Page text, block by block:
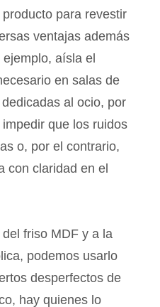
para revestir
ventajas además
aísla el
en salas de
al ocio, por
que los ruidos
o, por el contrario,
con claridad en el
del friso MDF y a la
podemos usarlo
desperfectos de
hay quienes lo